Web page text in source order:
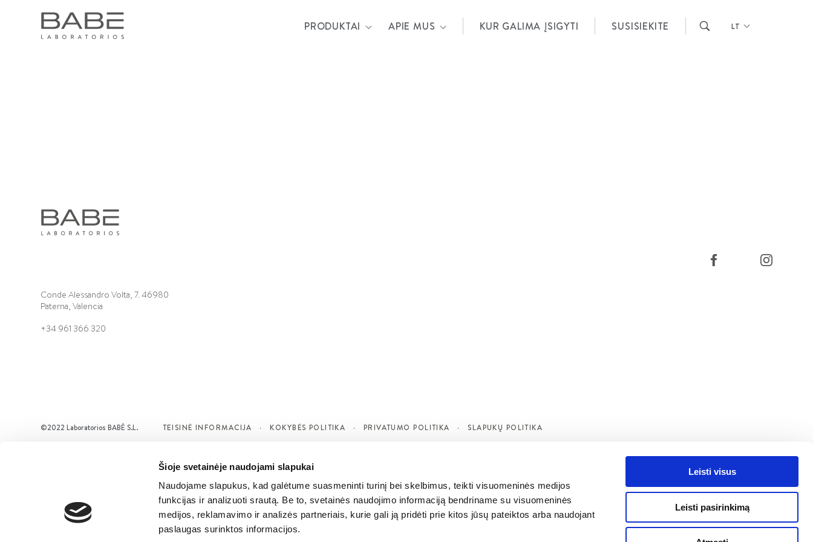
Šioje svetainėje naudojami slapukai
Naudojame slapukus, kad galėtume suasmeninti turinį bei skelbimus, teikti visuomeninės medijos
funkcijas ir analizuoti srautą. Be to, svetainės naudojimo informaciją bendriname su visuomeninės
medijos, reklamavimo ir analizės partneriais, kurie gali ją pridėti prie kitos jūsų pateiktos arba naudojant
paslaugas surinktos informacijos.
Leisti visus
Leisti pasirinkimą
PRODUKTAI APIE MUS KUR GALIMA ĮSIGYTI SUSISIEKITE LT
Conde Alessandro Volta, 7. 46980
Paterna, Valencia
+34 961 366 320
©2022 Laboratorios BABÉ S.L. TEISINĖ INFORMACIJA KOKYBĖS POLITIKA PRIVATUMO POLITIKA SLAPUKŲ POLITIKA